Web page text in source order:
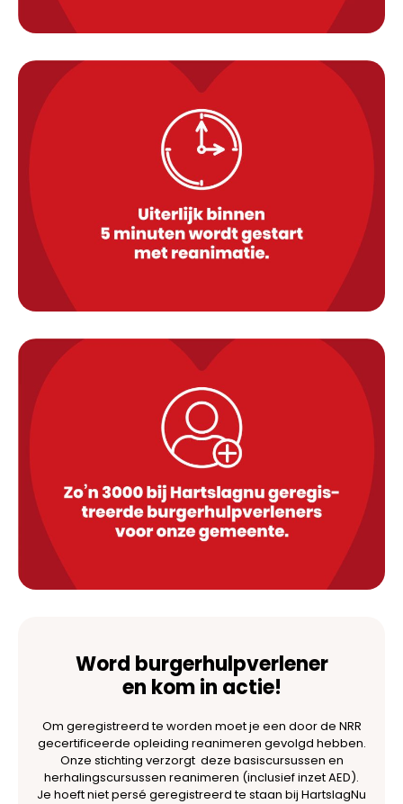
Word burgerhulpverlener
en kom in actie!
Om geregistreerd te worden moet je een door de NRR
gecertificeerde opleiding reanimeren gevolgd hebben.
Onze stichting verzorgt deze basiscursussen en
herhalingscursussen reanimeren (inclusief inzet AED).
Je hoeft niet persé geregistreerd te staan bij HartslagNu